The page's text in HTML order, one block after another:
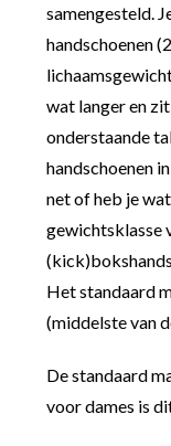
samengesteld.
handschoenen
wat langer en
onderstaande
handschoenen
net of heb je
gewichtsklasse
Het standaard
(middelste van
De standaard
voor dames is